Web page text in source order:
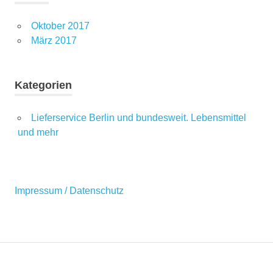
Oktober 2017
März 2017
Kategorien
Lieferservice Berlin und bundesweit. Lebensmittel
und mehr
Impressum / Datenschutz